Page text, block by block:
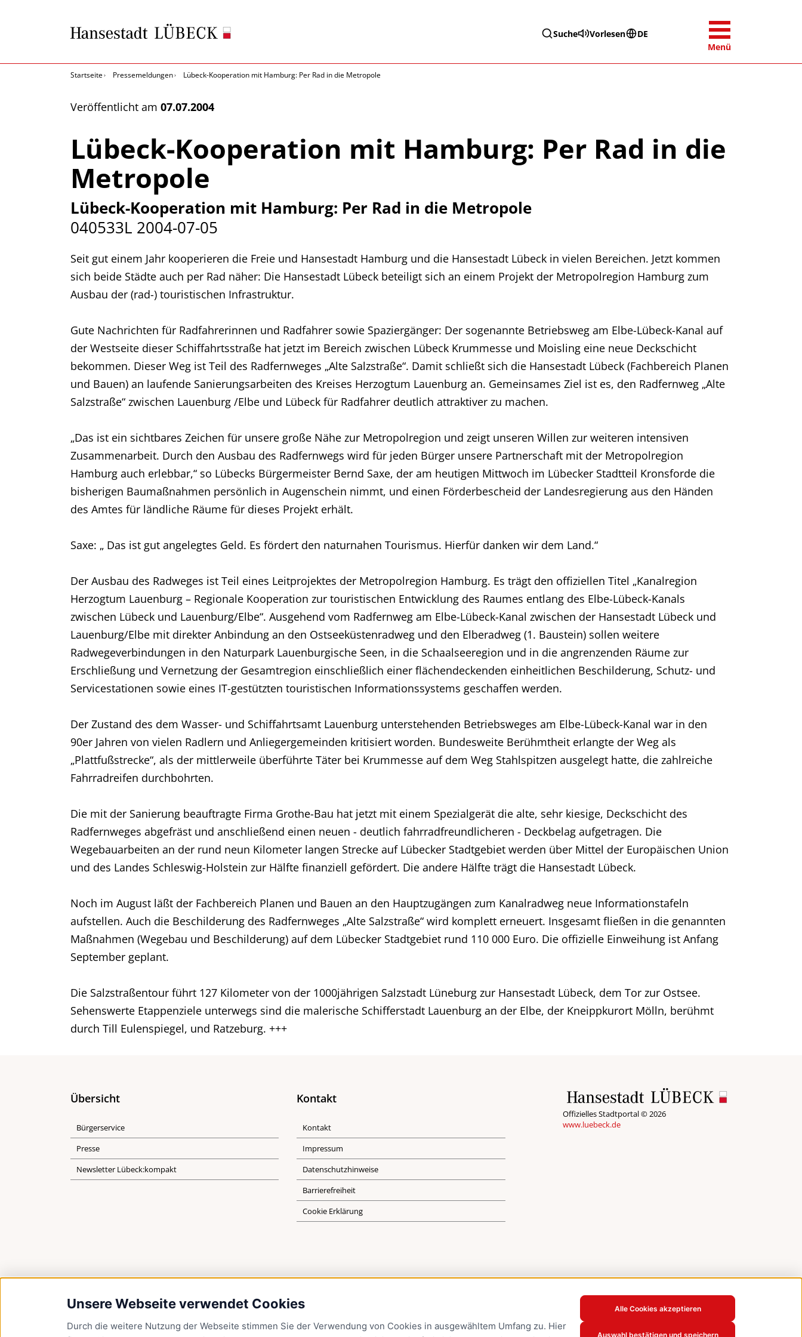
Unsere Webseite verwendet Cookies
Durch die weitere Nutzung der Webseite stimmen Sie der Verwendung von Cookies in ausgewähltem Umfang zu. Hier
Alle Cookies akzeptieren
Auswahl bestätigen und speichern
Suche Vorlesen
DE
Menü
Startseite Pressemeldungen Lübeck-Kooperation mit Hamburg: Per Rad in die Metropole
Veröffentlicht am 07.07.2004
Lübeck-Kooperation mit Hamburg: Per Rad in die
Metropole
Lübeck-Kooperation mit Hamburg: Per Rad in die Metropole
040533L 2004-07-05
Seit gut einem Jahr kooperieren die Freie und Hansestadt Hamburg und die Hansestadt Lübeck in vielen Bereichen. Jetzt kommen
sich beide Städte auch per Rad näher: Die Hansestadt Lübeck beteiligt sich an einem Projekt der Metropolregion Hamburg zum
Ausbau der (rad-) touristischen Infrastruktur.
Gute Nachrichten für Radfahrerinnen und Radfahrer sowie Spaziergänger: Der sogenannte Betriebsweg am Elbe-Lübeck-Kanal auf
der Westseite dieser Schiffahrtsstraße hat jetzt im Bereich zwischen Lübeck Krummesse und Moisling eine neue Deckschicht
bekommen. Dieser Weg ist Teil des Radfernweges „Alte Salzstraße“. Damit schließt sich die Hansestadt Lübeck (Fachbereich Planen
und Bauen) an laufende Sanierungsarbeiten des Kreises Herzogtum Lauenburg an. Gemeinsames Ziel ist es, den Radfernweg „Alte
Salzstraße“ zwischen Lauenburg /Elbe und Lübeck für Radfahrer deutlich attraktiver zu machen.
„Das ist ein sichtbares Zeichen für unsere große Nähe zur Metropolregion und zeigt unseren Willen zur weiteren intensiven
Zusammenarbeit. Durch den Ausbau des Radfernwegs wird für jeden Bürger unsere Partnerschaft mit der Metropolregion
Hamburg auch erlebbar,“ so Lübecks Bürgermeister Bernd Saxe, der am heutigen Mittwoch im Lübecker Stadtteil Kronsforde die
bisherigen Baumaßnahmen persönlich in Augenschein nimmt, und einen Förderbescheid der Landesregierung aus den Händen
des Amtes für ländliche Räume für dieses Projekt erhält.
Saxe: „ Das ist gut angelegtes Geld. Es fördert den naturnahen Tourismus. Hierfür danken wir dem Land.“
Der Ausbau des Radweges ist Teil eines Leitprojektes der Metropolregion Hamburg. Es trägt den offiziellen Titel „Kanalregion
Herzogtum Lauenburg – Regionale Kooperation zur touristischen Entwicklung des Raumes entlang des Elbe-Lübeck-Kanals
zwischen Lübeck und Lauenburg/Elbe“. Ausgehend vom Radfernweg am Elbe-Lübeck-Kanal zwischen der Hansestadt Lübeck und
Lauenburg/Elbe mit direkter Anbindung an den Ostseeküstenradweg und den Elberadweg (1. Baustein) sollen weitere
Radwegeverbindungen in den Naturpark Lauenburgische Seen, in die Schaalseeregion und in die angrenzenden Räume zur
Erschließung und Vernetzung der Gesamtregion einschließlich einer flächendeckenden einheitlichen Beschilderung, Schutz- und
Servicestationen sowie eines IT-gestützten touristischen Informationssystems geschaffen werden.
Der Zustand des dem Wasser- und Schiffahrtsamt Lauenburg unterstehenden Betriebsweges am Elbe-Lübeck-Kanal war in den
90er Jahren von vielen Radlern und Anliegergemeinden kritisiert worden. Bundesweite Berühmtheit erlangte der Weg als
„Plattfußstrecke“, als der mittlerweile überführte Täter bei Krummesse auf dem Weg Stahlspitzen ausgelegt hatte, die zahlreiche
Fahrradreifen durchbohrten.
Die mit der Sanierung beauftragte Firma Grothe-Bau hat jetzt mit einem Spezialgerät die alte, sehr kiesige, Deckschicht des
Radfernweges abgefräst und anschließend einen neuen - deutlich fahrradfreundlicheren - Deckbelag aufgetragen. Die
Wegebauarbeiten an der rund neun Kilometer langen Strecke auf Lübecker Stadtgebiet werden über Mittel der Europäischen Union
und des Landes Schleswig-Holstein zur Hälfte finanziell gefördert. Die andere Hälfte trägt die Hansestadt Lübeck.
Noch im August läßt der Fachbereich Planen und Bauen an den Hauptzugängen zum Kanalradweg neue Informationstafeln
aufstellen. Auch die Beschilderung des Radfernweges „Alte Salzstraße“ wird komplett erneuert. Insgesamt fließen in die genannten
Maßnahmen (Wegebau und Beschilderung) auf dem Lübecker Stadtgebiet rund 110 000 Euro. Die offizielle Einweihung ist Anfang
September geplant.
Die Salzstraßentour führt 127 Kilometer von der 1000jährigen Salzstadt Lüneburg zur Hansestadt Lübeck, dem Tor zur Ostsee.
Sehenswerte Etappenziele unterwegs sind die malerische Schifferstadt Lauenburg an der Elbe, der Kneippkurort Mölln, berühmt
durch Till Eulenspiegel, und Ratzeburg. +++
Übersicht
Bürgerservice
Presse
Newsletter Lübeck:kompakt
Kontakt
Kontakt
Impressum
Datenschutzhinweise
Barrierefreiheit
Cookie Erklärung
Offizielles Stadtportal © 2026
www.luebeck.de